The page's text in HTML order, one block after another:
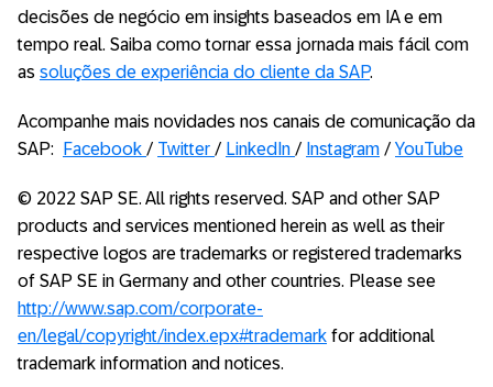
decisões de negócio em insights baseados em IA e em
tempo real. Saiba como tornar essa jornada mais fácil com
as soluções de experiência do cliente da SAP.
Acompanhe mais novidades nos canais de comunicação da
SAP:
Facebook / Twitter / LinkedIn / Instagram / YouTube
© 2022 SAP SE. All rights reserved. SAP and other SAP
products and services mentioned herein as well as their
respective logos are trademarks or registered trademarks
of SAP SE in Germany and other countries. Please see
http://www.sap.com/corporate-
en/legal/copyright/index.epx#trademark for additional
trademark information and notices.